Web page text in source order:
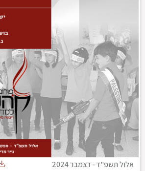
אלול תשפ"ד-דצמבר 2024